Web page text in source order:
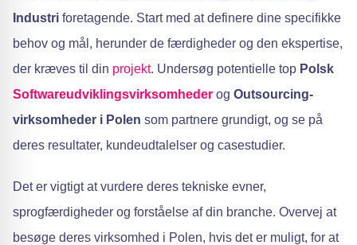
Industri foretagende. Start med at definere dine specifikke
behov og mål, herunder de færdigheder og den ekspertise,
der kræves til din projekt. Undersøg potentielle top Polsk
Softwareudviklingsvirksomheder og Outsourcing-
virksomheder i Polen som partnere grundigt, og se på
deres resultater, kundeudtalelser og casestudier.
Det er vigtigt at vurdere deres tekniske evner,
sprogfærdigheder og forståelse af din branche. Overvej at
besøge deres virksomhed i Polen, hvis det er muligt, for at